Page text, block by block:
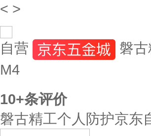
< >
自营
磐
M4
10+条评价
磐古精工个人防护京东